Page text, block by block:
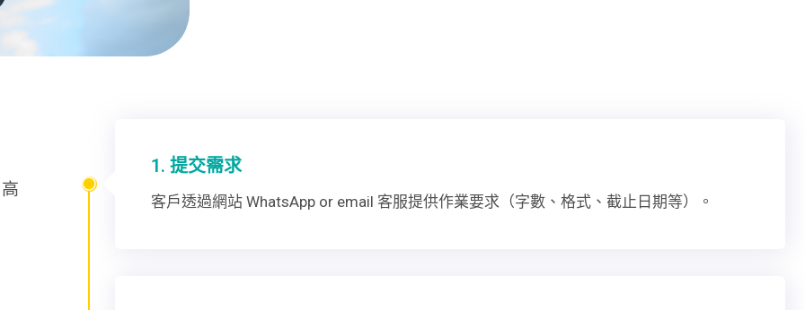
1. 提交需求
客戶透過網站 WhatsApp or email 客服提供作業要求（字數、格式、截止日期等）。